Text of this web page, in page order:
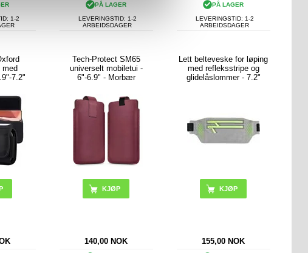
1-2
PÅ LAGER
LEVERINGSTID: 1-2
ARBEIDSDAGER
PÅ LAGER
LEVERINGSTID: 1-2
ARBEIDSDAGER
med
7.2"
Tech-Protect SM65
universelt mobiletui -
6"-6.9" - Morbær
140,00 NOK
Lett belteveske for løping
med refleksstripe og
glidelåslommer - 7.2"
KJØP
155,00 NOK